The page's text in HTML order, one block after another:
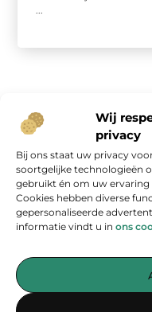
Wij
privacy
Bij ons staat uw privacy
soortgelijke technologieën
gebruikt én om uw
Cookies hebben diverse
gepersonaliseerde
informatie vindt u in ons
...
Jouw bron voor
Onze informatie